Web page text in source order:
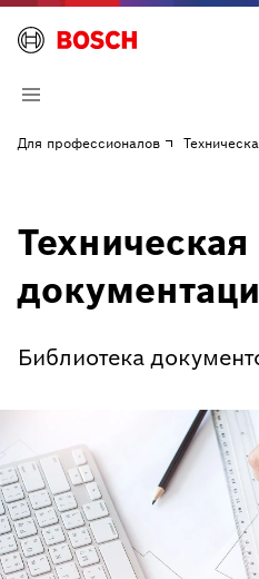
Для профессионалов
Техническая
Библиотека